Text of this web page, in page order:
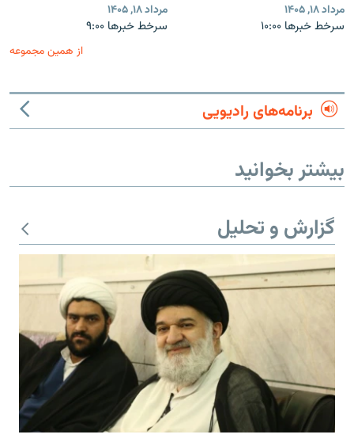
مرداد ۱۸, ۱۴۰۵
سرخط خبرها ۱۰:۰۰
مرداد ۱۸, ۱۴۰۵
سرخط خبرها ۹:۰۰
از همین مجموعه
برنامه‌های رادیویی
بیشتر بخوانید
گزارش و تحلیل